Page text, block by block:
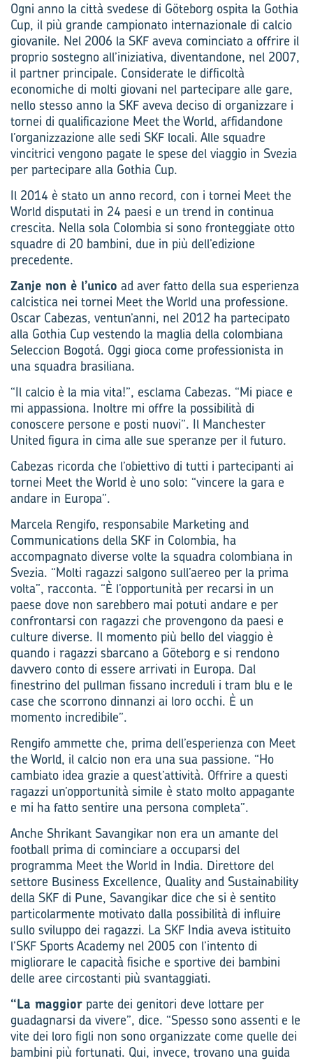
Ogni anno la città svedese di Göteborg ospita la Gothia
Cup, il più grande campionato internazionale di calcio
giovanile. Nel 2006 la SKF aveva cominciato a offrire il
proprio sostegno all’iniziativa, diventandone, nel 2007,
il partner principale. Considerate le difficoltà
economiche di molti giovani nel partecipare alle gare,
nello stesso anno la SKF aveva deciso di organizzare i
tornei di qualificazione Meet the World, affidandone
l’organizzazione alle sedi SKF locali. Alle squadre
vincitrici vengono pagate le spese del viaggio in Svezia
per partecipare alla Gothia Cup.
Il 2014 è stato un anno record, con i tornei Meet the
World disputati in 24 paesi e un trend in continua
crescita. Nella sola Colombia si sono fronteggiate otto
squadre di 20 bambini, due in più dell’edizione
precedente.
Zanje non è l’unico ad aver fatto della sua esperienza
calcistica nei tornei Meet the World una professione.
Oscar Cabezas, ventun’anni, nel 2012 ha partecipato
alla Gothia Cup vestendo la maglia della colombiana
Seleccion Bogotá. Oggi gioca come professionista in
una squadra brasiliana.
“Il calcio è la mia vita!”, esclama Cabezas. “Mi piace e
mi appassiona. Inoltre mi offre la possibilità di
conoscere persone e posti nuovi”. Il Manchester
United figura in cima alle sue speranze per il futuro.
Cabezas ricorda che l’obiettivo di tutti i partecipanti ai
tornei Meet the World è uno solo: “vincere la gara e
andare in Europa”.
Marcela Rengifo, responsabile Marketing and
Communications della SKF in Colombia, ha
accompagnato diverse volte la squadra colombiana in
Svezia. “Molti ragazzi salgono sull’aereo per la prima
volta”, racconta. “È l’opportunità per recarsi in un
paese dove non sarebbero mai potuti andare e per
confrontarsi con ragazzi che provengono da paesi e
culture diverse. Il momento più bello del viaggio è
quando i ragazzi sbarcano a Göteborg e si rendono
davvero conto di essere arrivati in Europa. Dal
finestrino del pullman fissano increduli i tram blu e le
case che scorrono dinnanzi ai loro occhi. È un
momento incredibile”.
Rengifo ammette che, prima dell’esperienza con Meet
the World, il calcio non era una sua passione. “Ho
cambiato idea grazie a quest’attività. Offrire a questi
ragazzi un’opportunità simile è stato molto appagante
e mi ha fatto sentire una persona completa”.
Anche Shrikant Savangikar non era un amante del
football prima di cominciare a occuparsi del
programma Meet the World in India. Direttore del
settore Business Excellence, Quality and Sustainability
della SKF di Pune, Savangikar dice che si è sentito
particolarmente motivato dalla possibilità di influire
sullo sviluppo dei ragazzi. La SKF India aveva istituito
l’SKF Sports Academy nel 2005 con l’intento di
migliorare le capacità fisiche e sportive dei bambini
delle aree circostanti più svantaggiati.
“La maggior parte dei genitori deve lottare per
guadagnarsi da vivere”, dice. “Spesso sono assenti e le
vite dei loro figli non sono organizzate come quelle dei
bambini più fortunati. Qui, invece, trovano una guida